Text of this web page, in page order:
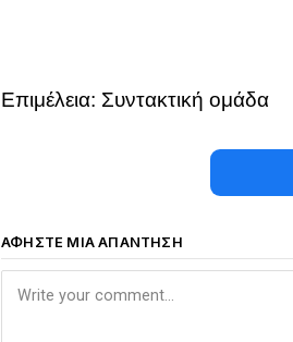
Επιμέλεια: Συντακτική ομάδα
ΑΦΉΣΤΕ ΜΙΑ ΑΠΆΝΤΗΣΗ